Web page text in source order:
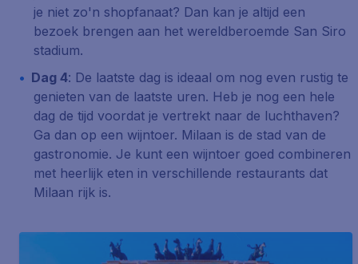
je niet zo'n shopfanaat? Dan kan je altijd een
bezoek brengen aan het wereldberoemde San Siro
stadium.
Dag 4: De laatste dag is ideaal om nog even rustig te
genieten van de laatste uren. Heb je nog een hele
dag de tijd voordat je vertrekt naar de luchthaven?
Ga dan op een wijntoer. Milaan is de stad van de
gastronomie. Je kunt een wijntoer goed combineren
met heerlijk eten in verschillende restaurants dat
Milaan rijk is.